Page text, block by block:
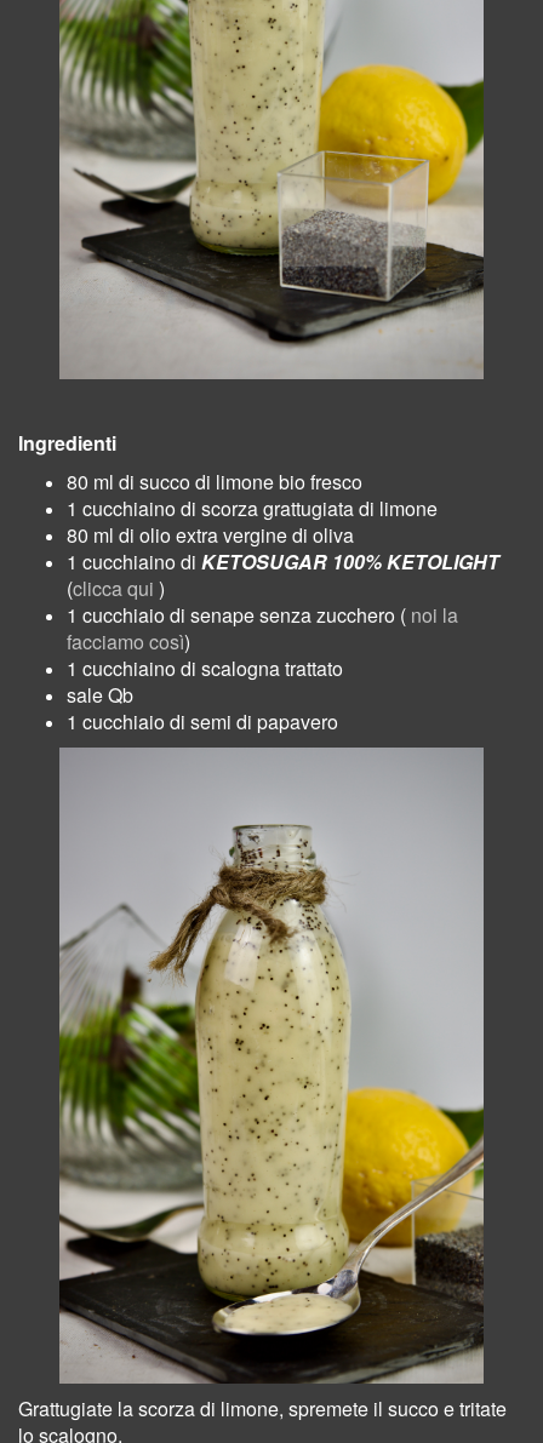
Ingredienti
80 ml di succo di limone bio fresco
1 cucchiaino di scorza grattugiata di limone
80 ml di olio extra vergine di oliva
1 cucchiaino di KETOSUGAR 100% KETOLIGHT
(clicca qui )
1 cucchiaio di senape senza zucchero ( noi la
facciamo così)
1 cucchiaino di scalogna trattato
saleQb
1 cucchiaio di semi di papavero
Grattugiate la scorza di limone, spremete il succo e tritate
lo scalogno.